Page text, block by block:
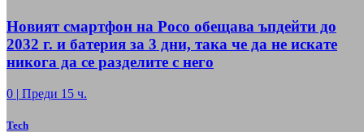
Новият смартфон на Poco обещава ъпдейти до
2032 г. и батерия за 3 дни, така че да не искате
никога да се разделите с него
0 | Преди 15 ч.
Tech